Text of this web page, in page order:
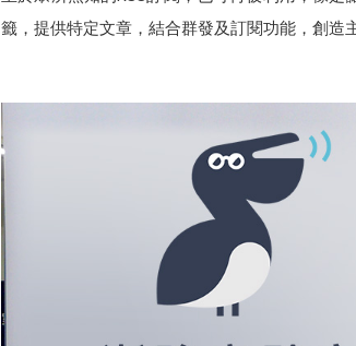
籤，提供特定文章，結合群發及訂閱功能，創造